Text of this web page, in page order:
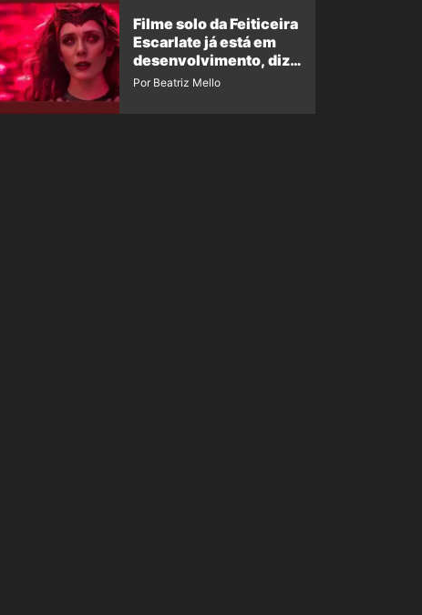
Filme solo da Feiticeira
Escarlate já está em
desenvolvimento, diz
insider
Por Beatriz Mello